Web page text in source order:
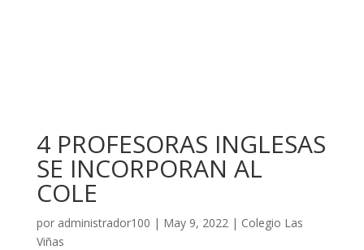
4 PROFESORAS INGLESAS
SE INCORPORAN AL
COLE
por administrador100 | May 9, 2022| Colegio Las
Viñas